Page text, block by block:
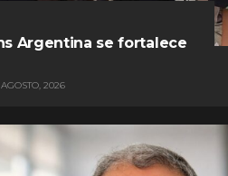
Argentina se fortalece
2026